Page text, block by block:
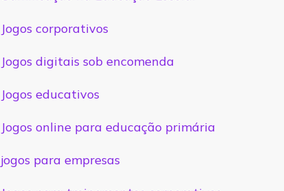
Jogos corporativos
Jogos digitais sob encomenda
Jogos educativos
Jogos online para educação primária
jogos para empresas